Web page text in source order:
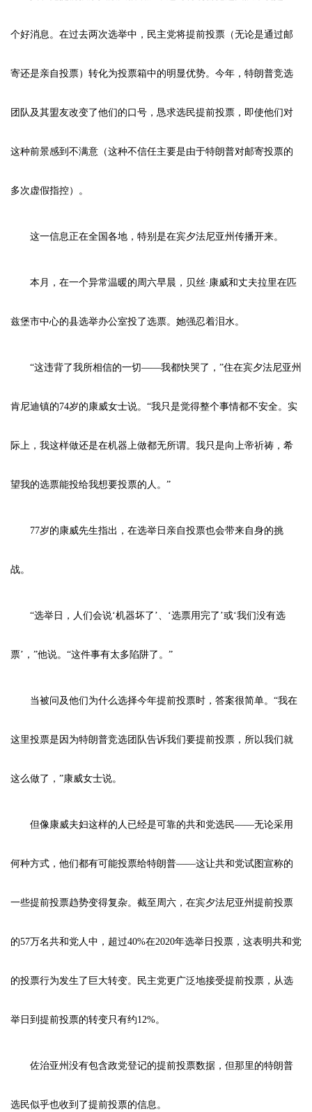
个好消息。在过去两次选举中，民主党将提前投票（无论是通过邮
寄还是亲自投票）转化为投票箱中的明显优势。今年，特朗普竞选
团队及其盟友改变了他们的口号，恳求选民提前投票，即使他们对
这种前景感到不满意（这种不信任主要是由于特朗普对邮寄投票的
多次虚假指控）。
这一信息正在全国各地，特别是在宾夕法尼亚州传播开来。
本月，在一个异常温暖的周六早晨，贝丝·康威和丈夫拉里在匹
兹堡市中心的县选举办公室投了选票。她强忍着泪水。
“这违背了我所相信的一切——我都快哭了，”住在宾夕法尼亚州
肯尼迪镇的74岁的康威女士说。“我只是觉得整个事情都不安全。实
际上，我这样做还是在机器上做都无所谓。我只是向上帝祈祷，希
望我的选票能投给我想要投票的人。”
77岁的康威先生指出，在选举日亲自投票也会带来自身的挑
战。
“选举日，人们会说‘机器坏了’、‘选票用完了’或‘我们没有选
票’，”他说。“这件事有太多陷阱了。”
当被问及他们为什么选择今年提前投票时，答案很简单。“我在
这里投票是因为特朗普竞选团队告诉我们要提前投票，所以我们就
这么做了，”康威女士说。
但像康威夫妇这样的人已经是可靠的共和党选民——无论采用
何种方式，他们都有可能投票给特朗普——这让共和党试图宣称的
一些提前投票趋势变得复杂。截至周六，在宾夕法尼亚州提前投票
的57万名共和党人中，超过40%在2020年选举日投票，这表明共和党
的投票行为发生了巨大转变。民主党更广泛地接受提前投票，从选
举日到提前投票的转变只有约12%。
佐治亚州没有包含政党登记的提前投票数据，但那里的特朗普
选民似乎也收到了提前投票的信息。